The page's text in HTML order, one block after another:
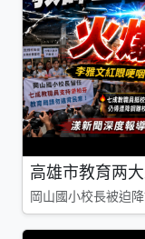
高雄市教育两
岡山國小校長被迫